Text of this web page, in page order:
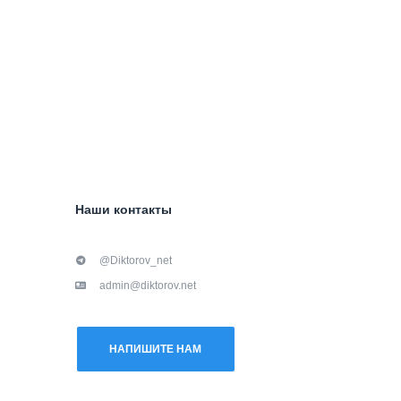
Наши контакты
@Diktorov_net
admin@diktorov.net
НАПИШИТЕ НАМ